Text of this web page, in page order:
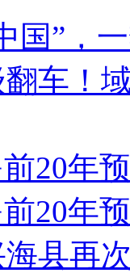
国”，
车！
20年
20年
县再